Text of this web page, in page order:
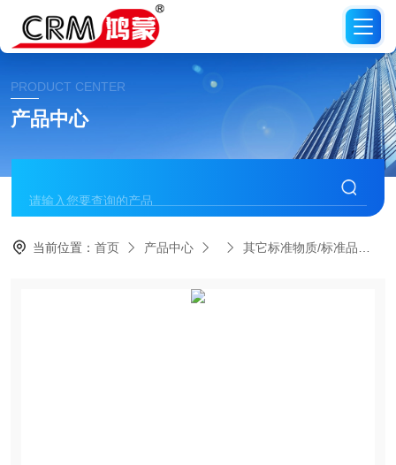
PRODUCT CENTER
产品中心
当前位置：首页 产品中心 其它标准物质/标准品